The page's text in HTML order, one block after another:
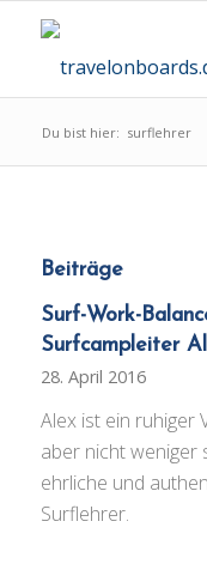
Du bist hier: surflehrer
Beiträge
Surf-Work-
Surfcampleiter
28. April 2016
Alex ist ein ruhiger
aber nicht weniger
ehrliche und
Surflehrer.